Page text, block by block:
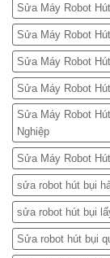
Sửa Máy Robot
Sửa Máy Robot
Sửa Máy Robot
Sửa Máy Robot
Sửa Máy Robot
Nghiệp
Sửa Máy Robot
sửa robot hút bụi
sửa robot hút bụi
Sửa robot hút bụi